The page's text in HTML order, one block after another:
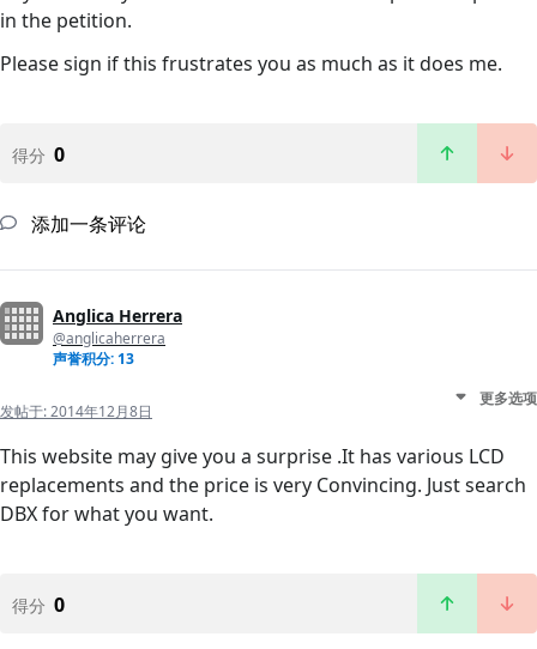
in the petition.
Please sign if this frustrates you as much as it does me.
得分 0
添加一条评论
Anglica Herrera
@anglicaherrera
声誉积分: 13
发帖于:2014年12月8日
更多选项
This website may give you a surprise .It has various LCD
replacements and the price is very Convincing. Just search
DBX for what you want.
得分 0